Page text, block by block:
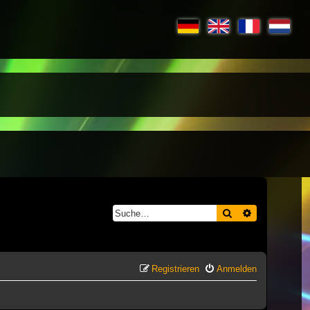
Suche
Anmelden
Registrieren